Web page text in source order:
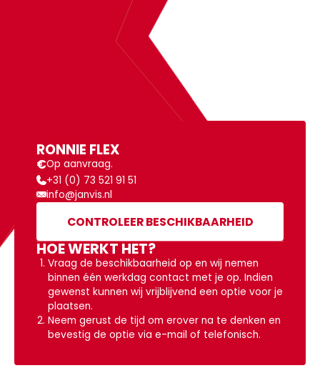
RONNIE FLEX
€Op aanvraag.
+31 (0) 73 521 91 51
info@janvis.nl
CONTROLEER BESCHIKBAARHEID
HOE WERKT HET?
Vraag de beschikbaarheid op en wij nemen
binnen één werkdag contact met je op. Indien
gewenst kunnen wij vrijblijvend een optie voor je
plaatsen.
Neem gerust de tijd om erover na te denken en
bevestig de optie via e-mail of telefonisch.